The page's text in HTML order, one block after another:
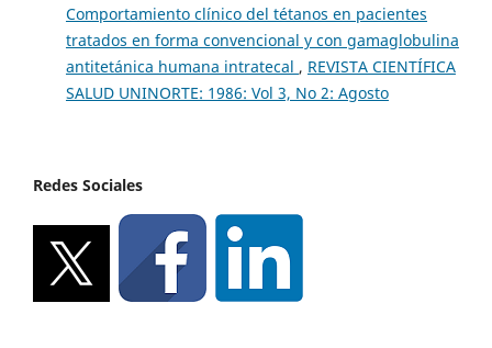
Comportamiento clínico del tétanos en pacientes
tratados en forma convencional y con gamaglobulina
antitetánica humana intratecal , REVISTA CIENTÍFICA
SALUD UNINORTE: 1986: Vol 3, No 2: Agosto
Redes Sociales